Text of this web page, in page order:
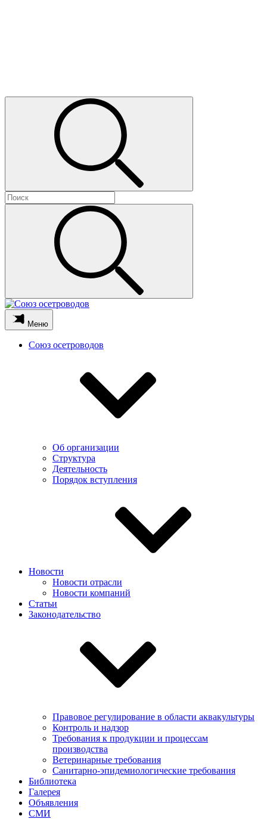
Меню
Союз осетроводов
Об организации
Структура
Деятельность
Порядок вступления
Новости
Новости отрасли
Новости компаний
Статьи
Законодательство
Правовое регулирование в области аквакультуры
Контроль и надзор
Требования к продукции и процессам
производства
Ветеринарные требования
Санитарно-эпидемиологические требования
Библиотека
Галерея
Объявления
СМИ